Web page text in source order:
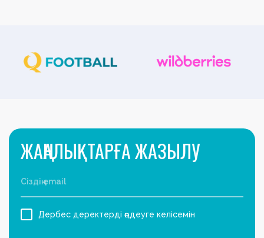
ЖАҢАЛЫҚТАРҒА ЖАЗЫЛУ
Дербес деректерді өңдеуге келісемін